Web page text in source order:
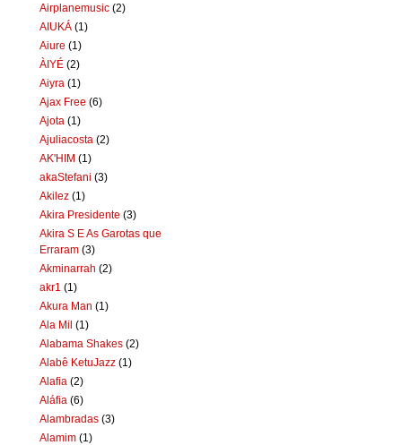
Airplanemusic (2)
AIUKÁ (1)
Aiure (1)
ÀIYÉ (2)
Aiyra (1)
Ajax Free (6)
Ajota (1)
Ajuliacosta (2)
AK'HIM (1)
akaStefani (3)
Akilez (1)
Akira Presidente (3)
Akira S E As Garotas que
Erraram (3)
Akminarrah (2)
akr1 (1)
Akura Man (1)
Ala Mil (1)
Alabama Shakes (2)
Alabê KetuJazz (1)
Alafia (2)
Aláfia (6)
Alambradas (3)
Alamim (1)